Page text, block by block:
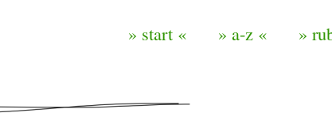
» start « » a-z « »